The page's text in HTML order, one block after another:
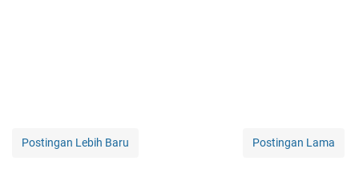
Postingan Lebih Baru Postingan Lama